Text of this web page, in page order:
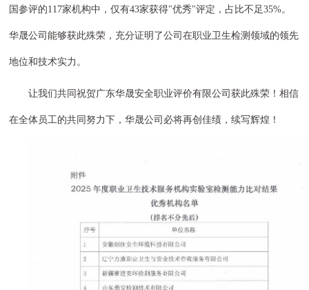
国参评的117家机构中，仅有43家获得"优秀"评定，占比不足35%。
华晟公司能够获此殊荣，充分证明了公司在职业卫生检测领域的领先
地位和技术实力。
让我们共同祝贺广东华晟安全职业评价有限公司获此殊荣！相信
在全体员工的共同努力下，华晟公司必将再创佳绩，续写辉煌！